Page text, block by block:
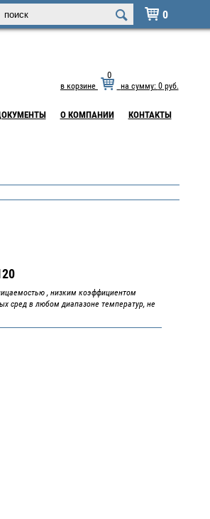
 0
в корзине
0
на сумму: 0руб.
О КОМПАНИИ КОНТАКТЫ
, низким коэффициентом
сред в любом диапазоне температур, не